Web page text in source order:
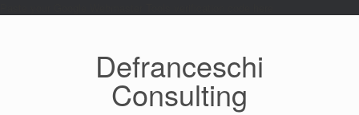
Defranceschi
Consulting